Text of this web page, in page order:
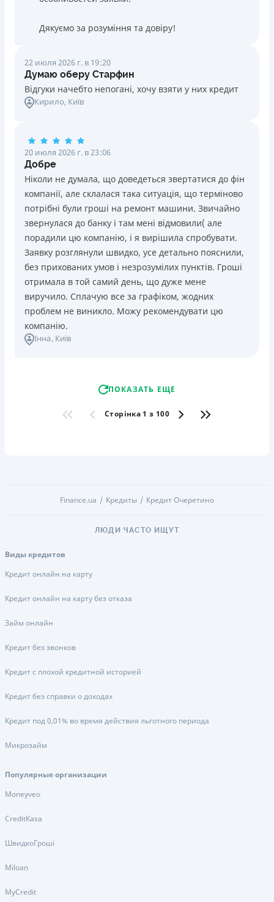
Дякуємо за розуміння та довіру!
22 июля 2026 г. в 19:20
Думаю оберу Старфин
Відгуки начебто непогані, хочу взяти у них кредит
Кирило, Київ
20 июля 2026 г. в 23:06
Добре
Ніколи не думала, що доведеться звертатися до фін
компанії, але склалася така ситуація, що терміново
потрібні були гроші на ремонт машини. Звичайно
звернулася до банку і там мені відмовили( але
порадили цю компанію, і я вирішила спробувати.
Заявку розглянули швидко, усе детально пояснили,
без прихованих умов і незрозумілих пунктів. Гроші
отримала в той самий день, що дуже мене
виручило. Сплачую все за графіком, жодних
проблем не виникло. Можу рекомендувати цю
компанію.
Інна, Київ
ПОКАЗАТЬ ЕЩЕ
Сторінка 1 з 100
Finance.ua Кредиты Кредит Очеретино
ЛЮДИ ЧАСТО ИЩУТ
Виды кредитов
Кредит онлайн на карту
Кредит онлайн на карту без отказа
Займ онлайн
Кредит без звонков
Кредит с плохой кредитной историей
Кредит без справки о доходах
Кредит под 0,01% во время действия льготного периода
Микрозайм
Популярные организации
Moneyveo
CreditKasa
ШвидкоГроші
Miloan
MyCredit